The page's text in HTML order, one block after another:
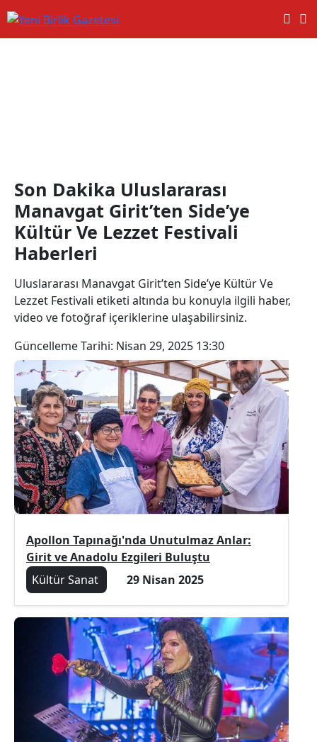
Son Dakika Uluslararası
Manavgat Girit’ten Side’ye
Kültür Ve Lezzet Festivali
Haberleri
Uluslararası Manavgat Girit’ten Side’ye Kültür Ve
Lezzet Festivali etiketi altında bu konuyla ilgili haber,
video ve fotoğraf içeriklerine ulaşabilirsiniz.
Güncelleme Tarihi: Nisan 29, 2025 13:30
Apollon Tapınağı'nda Unutulmaz Anlar:
Girit ve Anadolu Ezgileri Buluştu
Kültür Sanat
29 Nisan 2025